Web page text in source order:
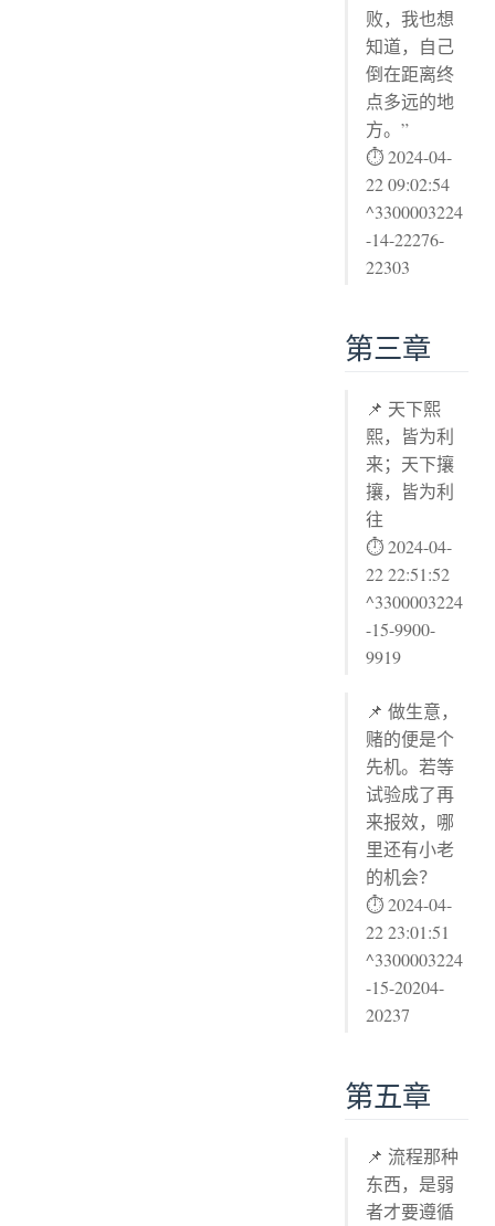
败，我也想
知道，自己
倒在距离终
点多远的地
方。”
⏱ 2024-04-
22 09:02:54
^3300003224
-14-22276-
22303
第三章
📌 天下熙
熙，皆为利
来；天下攘
攘，皆为利
往
⏱ 2024-04-
22 22:51:52
^3300003224
-15-9900-
9919
📌 做生意，
赌的便是个
先机。若等
试验成了再
来报效，哪
里还有小老
的机会？
⏱ 2024-04-
22 23:01:51
^3300003224
-15-20204-
20237
第五章
📌 流程那种
东西，是弱
者才要遵循